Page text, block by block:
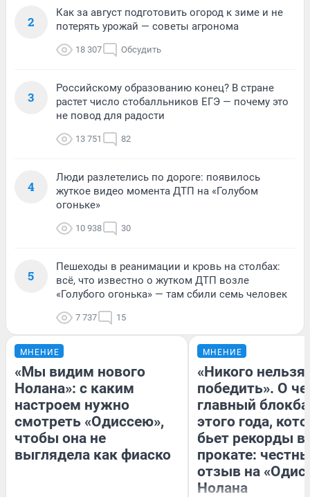
2
Как за август подготовить огород к зиме и не
потерять урожай — советы агронома
18 307 Обсудить
3
Российскому образованию конец? В стране
растет число стобалльников ЕГЭ — почему это
не повод для радости
13 751 82
4
Люди разлетелись по дороге: появилось
жуткое видео момента ДТП на «Голубом
огоньке»
10 938 30
5
Пешеходы в реанимации и кровь на столбах:
всё, что известно о жутком ДТП возле
«Голубого огонька» — там сбили семь человек
7 737 15
МНЕНИЕ
«Мы видим нового
Нолана»: с каким
настроем нужно
смотреть «Одиссею»,
чтобы она не
выглядела как фиаско
МНЕНИЕ
«Никого нельзя
победить». О
главный
этого года,
бьет рекорды в
прокате:
отзыв на
Нолана